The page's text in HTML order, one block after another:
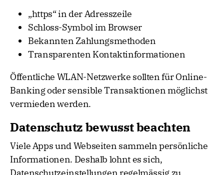
„https“ in der Adresszeile
Schloss-Symbol im Browser
Bekannten Zahlungsmethoden
Transparenten Kontaktinformationen
Öffentliche WLAN-Netzwerke sollten für Online-
Banking oder sensible Transaktionen möglichst
vermieden werden.
Datenschutz bewusst beachten
Viele Apps und Webseiten sammeln persönliche
Informationen. Deshalb lohnt es sich,